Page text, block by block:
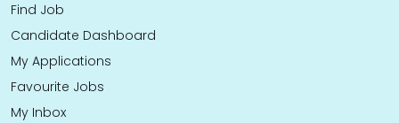
Find Job
Candidate Dashboard
My Applications
Favourite Jobs
My Inbox